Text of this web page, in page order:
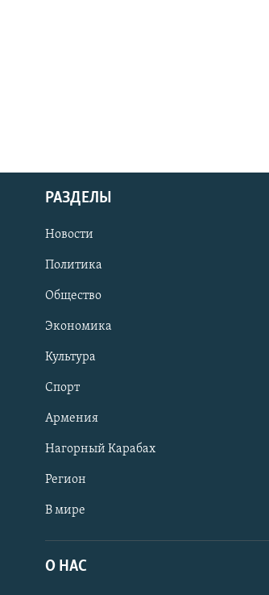
РАЗДЕЛЫ
Новости
Политика
Общество
Экономика
Культура
Спорт
Армения
Нагорный Карабах
Регион
В мире
О НАС